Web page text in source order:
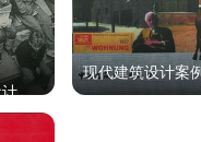
建筑学教程1：设计原理
现代建筑设计案